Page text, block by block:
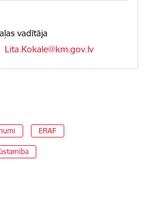
vadītāja
E-pasts:
Lita.Kokale@km.gov.lv
ERAF